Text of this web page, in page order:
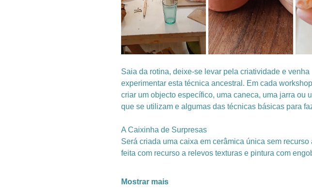
Saia da rotina, deixe-se levar pela criatividade e venha
experimentar esta técnica ancestral. Em cada
criar um objecto específico, uma caneca, uma jarra ou
que se utilizam e algumas das técnicas básicas para
A Caixinha de Surpresas
Será criada uma caixa em cerâmica única sem
feita com recurso a relevos texturas e pintura com
Mostrar mais